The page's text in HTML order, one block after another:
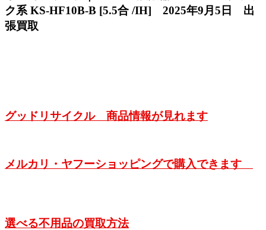
ク系 KS-HF10B-B [5.5合 /IH] 2025年9月5日 出
張買取
グッドリサイクル 商品情報が見れます
メルカリ・ヤフーショッピングで購入できます
選べる不用品の買取方法